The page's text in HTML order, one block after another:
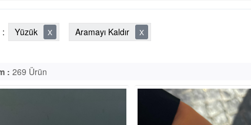
: Yüzük X Aramayı Kaldır X
: 269 Ürün